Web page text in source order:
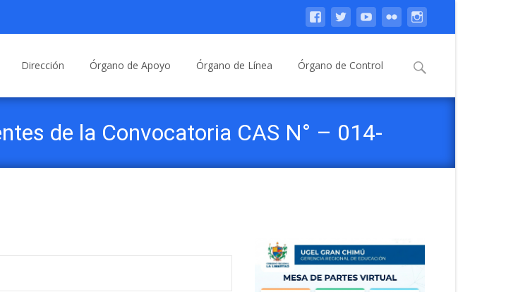
Dirección Órgano de Apoyo Órgano de Línea Órgano de Control Buscar:
de la Convocatoria CAS N° – 014-